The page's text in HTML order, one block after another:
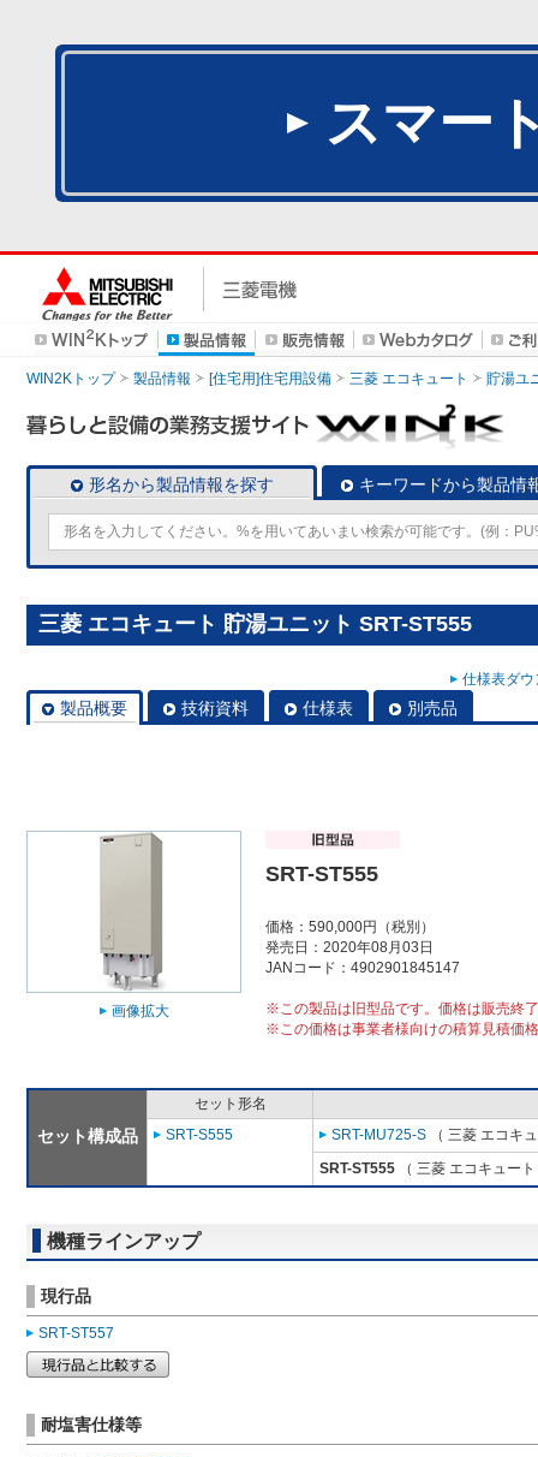
スマー
WIN2Kトップ 製品情報 [住宅用]住宅用設備 三菱 エコキュート 貯湯ユ
形名から製品情報を探す キーワードから製品情
三菱 エコキュート 貯湯ユニット SRT-ST555
仕様表ダ
製品概要 技術資料 仕様表 別売品
画像拡大
SRT-ST555
価格：590,000円（税別）
発売日：2020年08月03日
JANコード：4902901845147
※この製品は旧型品です。価格は販売終
※この価格は事業者様向けの積算見積価
セット構成品
セット形名
SRT-S555
SRT-MU725-S （ 三菱 エコキ
SRT-ST555 （ 三菱 エコキュー
機種ラインアップ
現行品
SRT-ST557
耐塩害仕様等